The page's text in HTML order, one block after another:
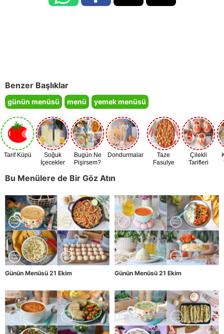
Benzer Başlıklar
günün menüsü menü yemek menüsü
Tarif Küpü
Soğuk
İçecekler
Bugün Ne
Pişirsem?
Dondurmalar
Taze
Fasulye
Çilekli
Tarifleri
Bu Menülere de Bir Göz Atın
Günün Menüsü 21 Ekim Günün Menüsü 21 Ekim